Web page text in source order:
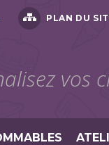
PLAN DU
vos